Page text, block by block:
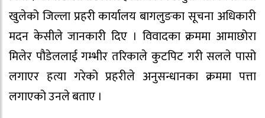
खुलेको जिल्ला प्रहरी कार्यालय बागलुङका सूचना अधिकारी
मदन केसीले जानकारी दिए । विवादका क्रममा आमाछोरा
मिलेर पौडेललाई गम्भीर तरिकाले कुटपिट गरी सलले पासो
लगाएर हत्या गरेको प्रहरीले अनुसन्धानका क्रममा पत्ता
लगाएको उनले बताए ।